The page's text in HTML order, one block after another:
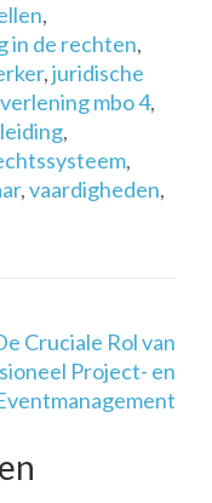
,
in de rechten,
,juridische
mbo 4,
,
,
,vaardigheden,
Cruciale Rol van
Project- en